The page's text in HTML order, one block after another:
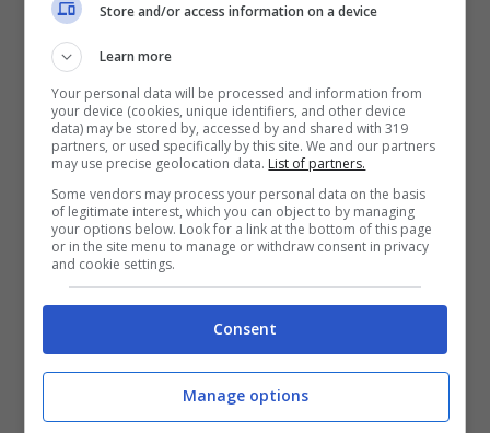
La seconda serata del
Festival
Amadeus ha potuto consolarsi con i dati
social: Il Festival di Sanremo 2021, nella prima
puntata, è stato l’evento televisivo più
commentato della storia social nostrana. In
più il conduttore ha aggiunto:
soprattutto
missione di svecchiare il Festival a ogni
costo, ma era la strada che volevo
intraprendere. Oltre il71 per cento di share
Store and/or access information on a device
Learn more
Your personal data will be processed and information from
your device (cookies, unique identifiers, and other device
data) may be stored by, accessed by and shared with 319
partners, or used specifically by this site. We and our partners
may use precise geolocation data. List of partners.
Some vendors may process your personal data on the basis
of legitimate interest, which you can object to by managing
your options below. Look for a link at the bottom of this page
or in the site menu to manage or withdraw consent in privacy
and cookie settings.
Consent
Manage options